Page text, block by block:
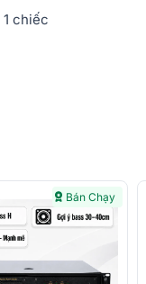
1 chiếc
Bán Chạy